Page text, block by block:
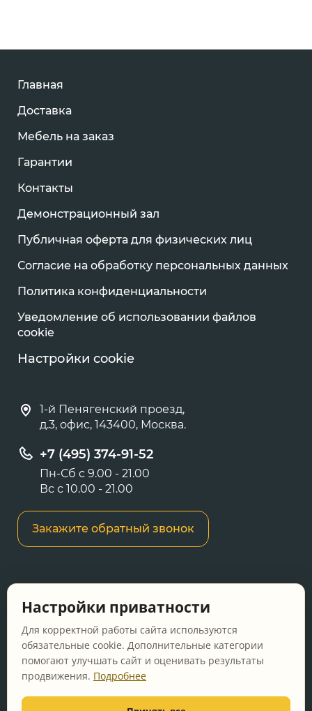
Главная
Доставка
Мебель на заказ
Гарантии
Контакты
Демонстрационный зал
Публичная оферта для физических лиц
Согласие на обработку персональных данных
Политика конфиденциальности
Уведомление об использовании файлов
cookie
Настройки cookie
1-й Пенягенский проезд,
д.3, офис, 143400, Москва.
+7 (495) 374-91-52
Пн-Сб с 9.00 - 21.00
Вс с 10.00 - 21.00
Закажите обратный звонок
сайте носит информационный характер и не
является публичной офертой, определяемой
положениями Статьи 437 ГК РФ.
Перед оформлением заказа уточняйте
актуальную цену у менеджера по телефону.
Настройки приватности
Для корректной работы сайта используются
обязательные cookie. Дополнительные категории
помогают улучшать сайт и оценивать результаты
продвижения. Подробнее